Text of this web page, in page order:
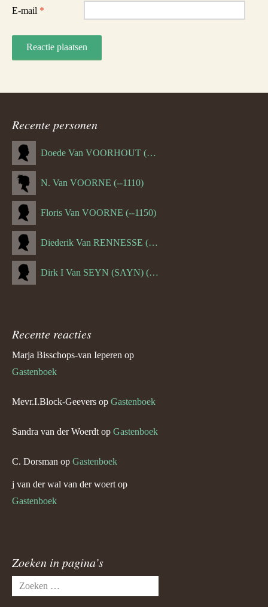
E-mail *
Recente personen
Doede Van VOORHOUT (Van FORNEHOLT) (--1101)
N. Van VOORNE (--1110)
Floris Van VOORNE (--1150)
Diederik Van RENNESSE (--1144)
Dirk I Van SEYN (SAYN) (--1120)
Recente reacties
Marja Bisschops-van Ieperen op
Gastenboek
Mevr.I.Block-Geevers op Gastenboek
Sandra van der Woerdt op Gastenboek
C. Dorsman op Gastenboek
j van der wal van der woert op
Gastenboek
Zoeken in pagina’s
Zoeken
naar: